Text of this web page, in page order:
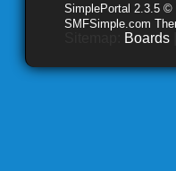
SimplePortal 2.3.5 ©
SMFSimple.com
Boards